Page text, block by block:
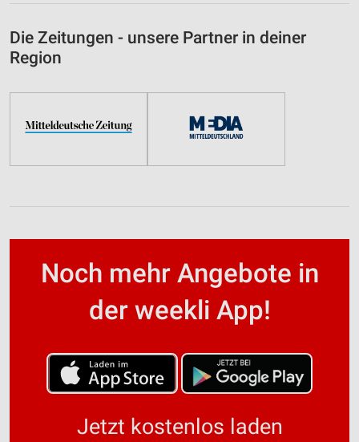
Die Zeitungen - unsere Partner in deiner
Region
Noch mehr Angebote in
der weekli App!
Jetzt kostenlos laden